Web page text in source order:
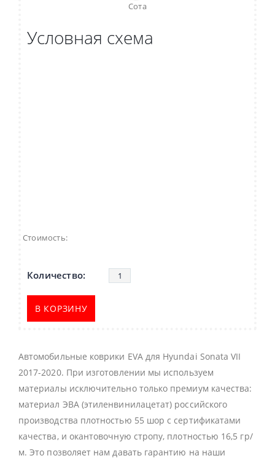
Сота
Условная схема
Стоимость:
В КОРЗИНУ
Автомобильные коврики EVA для Hyundai Sonata VII
2017-2020. При изготовлении мы используем
материалы исключительно только премиум качества:
материал ЭВА (этиленвинилацетат) российского
производства плотностью 55 шор с сертификатами
качества, и окантовочную стропу, плотностью 16,5 гр/
м. Это позволяет нам давать гарантию на наши